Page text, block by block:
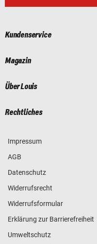
Kundenservice
Magazin
Über Louis
Rechtliches
Impressum
AGB
Datenschutz
Widerrufsrecht
Widerrufsformular
Erklärung zur Barrierefreiheit
Umweltschutz